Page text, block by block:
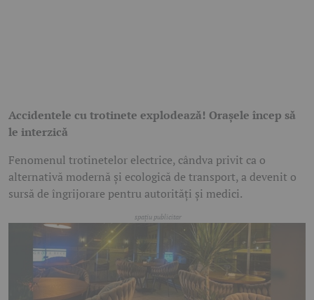
Accidentele cu trotinete explodează! Orașele încep să
le interzică
Fenomenul trotinetelor electrice, cândva privit ca o
alternativă modernă și ecologică de transport, a devenit o
sursă de îngrijorare pentru autorități și medici.